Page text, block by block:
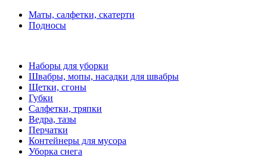
Маты, салфетки, скатерти
Подносы
Наборы для уборки
Швабры, мопы, насадки для швабры
Щетки, сгоны
Губки
Салфетки, тряпки
Ведра, тазы
Перчатки
Контейнеры для мусора
Уборка снега